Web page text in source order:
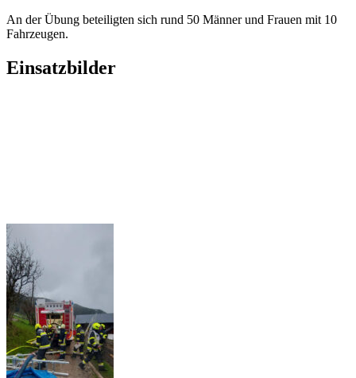
An der Übung beteiligten sich rund 50 Männer und Frauen mit 10
Fahrzeugen.
Einsatzbilder